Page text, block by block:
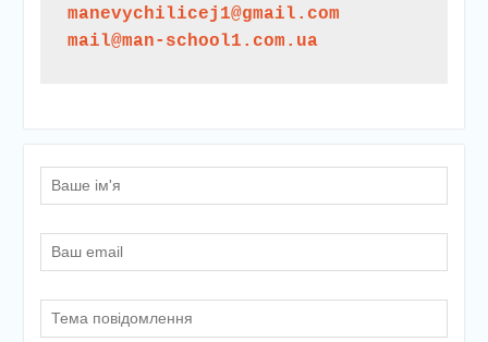
manevychilicej1@gmail.com
mail@man-school1.com.ua